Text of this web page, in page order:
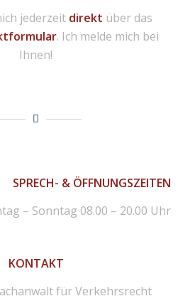
jederzeit direkt über das
. Ich melde mich bei
Ihnen!
SPRECH- & ÖFFNUNGSZEITEN
– Sonntag 08.00 – 20.00 Uhr
KONTAKT
für Verkehrsrecht